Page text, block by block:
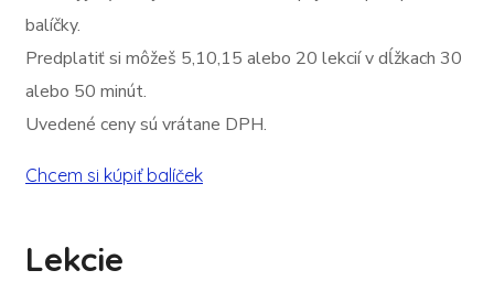
balíčky.
Predplatiť si môžeš 5,10,15 alebo 20 lekcií v dĺžkach 30
alebo 50 minút.
Uvedené ceny sú vrátane DPH.
Chcem si kúpiť balíček
Lekcie